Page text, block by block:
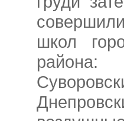
школ
района: